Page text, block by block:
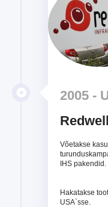
2005 -
Võetakse
IHS pakendid.
Hakatakse
USA`sse.